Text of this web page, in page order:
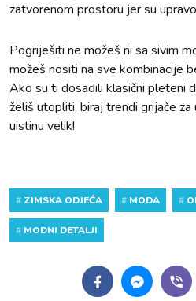
zatvorenom prostoru jer su
Pogriješiti ne možeš ni sa sivim
možeš nositi na sve kombinacije
Ako su ti dosadili klasični pleteni
želiš utopliti, biraj trendi grijače za
uistinu velik!
# ZIMSKA ODJEĆA # MODA #
# MODNI DETALJI